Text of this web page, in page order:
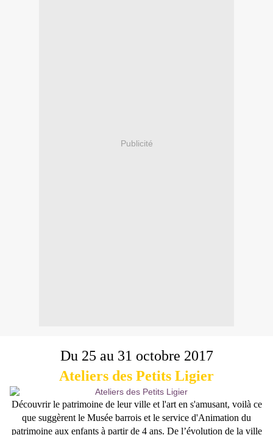
Publicité
Du 25 au 31 octobre 2017
Ateliers des Petits Ligier
Découvrir le patrimoine de leur ville et l'art en s'amusant, voilà ce
que suggèrent le Musée barrois et le service d'Animation du
patrimoine aux enfants à partir de 4 ans. De l’évolution de la ville